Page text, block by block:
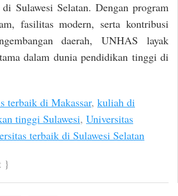
Sulawesi Selatan. Dengan program
fasilitas modern, serta kontribusi
daerah, UNHAS layak
dalam dunia pendidikan tinggi di
terbaik di Makassar, kuliah di
tinggi Sulawesi, Universitas
terbaik di Sulawesi Selatan
}